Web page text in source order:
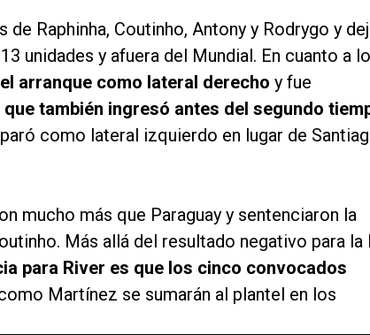
Raphinha, Coutinho, Antony y Rodrygo y
unidades y afuera del Mundial. En cuanto a
arranque como lateral derecho y fue
que también ingresó antes del segundo
como lateral izquierdo en lugar de
mucho más que Paraguay y sentenciaron la
Más allá del resultado negativo para la
para River es que los cinco convocados
Martínez se sumarán al plantel en los